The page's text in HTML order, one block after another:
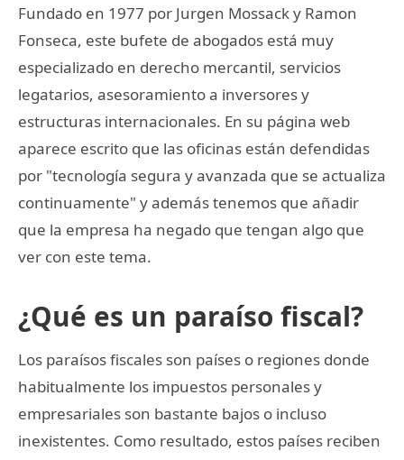
Fundado en 1977 por Jurgen Mossack y Ramon
Fonseca, este bufete de abogados está muy
especializado en derecho mercantil, servicios
legatarios, asesoramiento a inversores y
estructuras internacionales. En su página web
aparece escrito que las oficinas están defendidas
por "tecnología segura y avanzada que se actualiza
continuamente" y además tenemos que añadir
que la empresa ha negado que tengan algo que
ver con este tema.
¿Qué es un paraíso fiscal?
Los paraísos fiscales son países o regiones donde
habitualmente los impuestos personales y
empresariales son bastante bajos o incluso
inexistentes. Como resultado, estos países reciben